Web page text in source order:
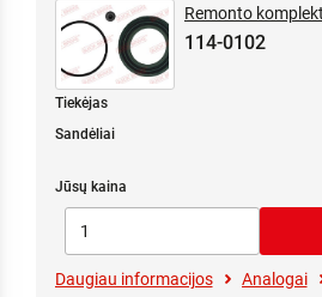
Remonto
114-0102
Tiekėjas
Sandėliai
Jūsų kaina
Daugiau informacijos Analogai